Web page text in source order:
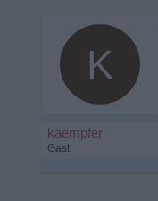
K
kaempfer
Gast